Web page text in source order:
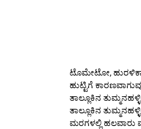
ಟೊಮೇಟೋ,
ಹುಟ್ಟಿಗೆ
ತಾಲ್ಲೂಕಿನ
ತಾಲ್ಲೂಕಿನ
ಮರಗಳಲ್ಲಿ ಹಲವಾರು